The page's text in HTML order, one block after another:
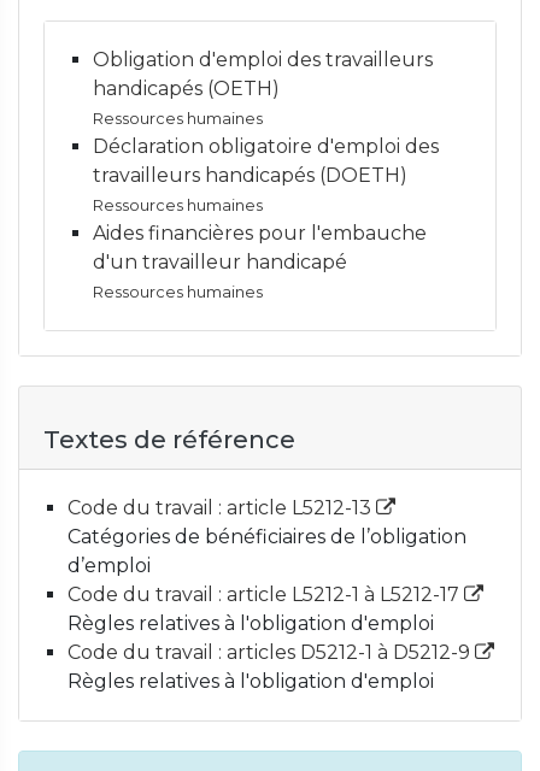
Obligation d'emploi des travailleurs
handicapés (OETH)
Ressources humaines
Déclaration obligatoire d'emploi des
travailleurs handicapés (DOETH)
Ressources humaines
Aides financières pour l'embauche
d'un travailleur handicapé
Ressources humaines
Textes de référence
Code du travail : article L5212-13
Catégories de bénéficiaires de l’obligation
d’emploi
Code du travail : article L5212-1 à L5212-17
Règles relatives à l'obligation d'emploi
Code du travail : articles D5212-1 à D5212-9
Règles relatives à l'obligation d'emploi